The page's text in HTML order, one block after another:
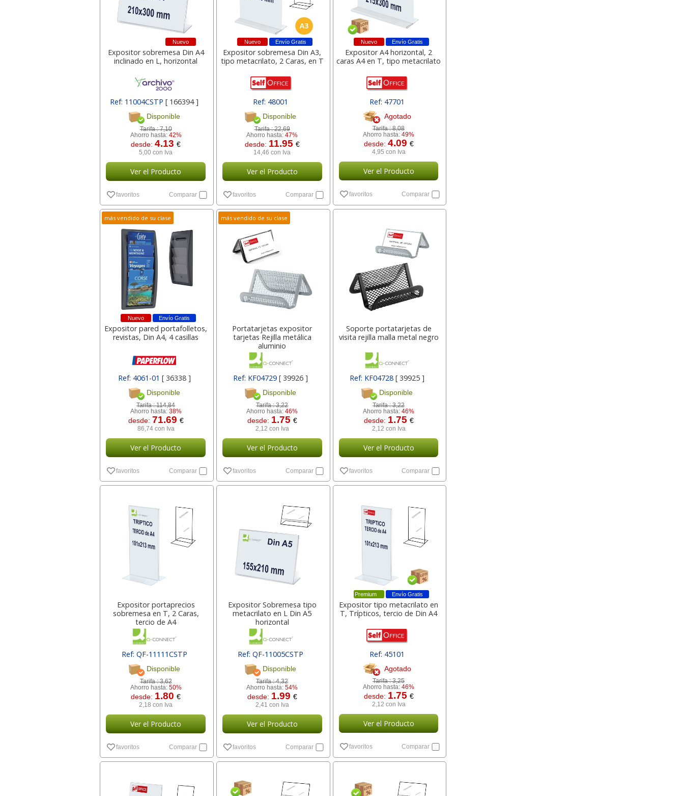
Nuevo
Expositor sobremesa Din A4
inclinado en L, horizontal
Ref: 11004CSTP[ 166394 ]
Disponible
Tarifa :7,10
Ahorro hasta: 42%
desde:4.13€
5,00 con Iva
Ver el Producto
favoritos Comparar
Envío Gratis
Nuevo
Expositor sobremesa Din A3,
tipo metacrilato, 2 Caras, en T
Ref: 48001
Disponible
Tarifa :22,69
Ahorro hasta:47%
desde: 11.95 €
14,46 con Iva
Ver el Producto
favoritos Comparar
Envío Gratis
Nuevo
Expositor A4 horizontal, 2
caras A4 en T, tipo metacrilato
Ref: 47701
Agotado
Tarifa :8,08
Ahorro hasta: 49%
desde: 4.09 €
4,95 con Iva
Ver el Producto
favoritos Comparar
más vendido de su clase
Envío Gratis
Nuevo
Expositor pared portafolletos,
revistas, Din A4, 4 casillas
Ref: 4061-01 [ 36338 ]
Disponible
Tarifa :114,84
Ahorro hasta: 38%
desde: 71.69 €
86,74 con Iva
Ver el Producto
favoritos Comparar
más vendido de su clase
Portatarjetas expositor
tarjetas Rejilla metálica
aluminio
Ref: KF04729[ 39926 ]
Disponible
Tarifa :3,22
Ahorro hasta:46%
desde: 1.75 €
2,12 con Iva
Ver el Producto
favoritos Comparar
Soporte portatarjetas de
visita rejilla malla metal negro
Ref: KF04728 [ 39925 ]
Disponible
Tarifa :3,22
Ahorro hasta: 46%
desde: 1.75 €
2,12 con Iva
Ver el Producto
favoritos Comparar
Expositor portaprecios
sobremesa en T, 2 Caras,
tercio de A4
Ref: QF-11111CSTP
Disponible
Tarifa :3,62
Ahorro hasta: 50%
desde: 1.80€
2,18 con Iva
Ver el Producto
favoritos Comparar
Expositor Sobremesa tipo
metacrilato en L Din A5
horizontal
Ref: QF-11005CSTP
Disponible
Tarifa :4,32
Ahorro hasta:54%
desde: 1.99 €
2,41 con Iva
Ver el Producto
favoritos Comparar
Envío Gratis
Premium
Expositor tipo metacrilato en
T, Trípticos, tercio de Din A4
Ref: 45101
Agotado
Tarifa :3,25
Ahorro hasta: 46%
desde: 1.75 €
2,12 con Iva
Ver el Producto
favoritos Comparar